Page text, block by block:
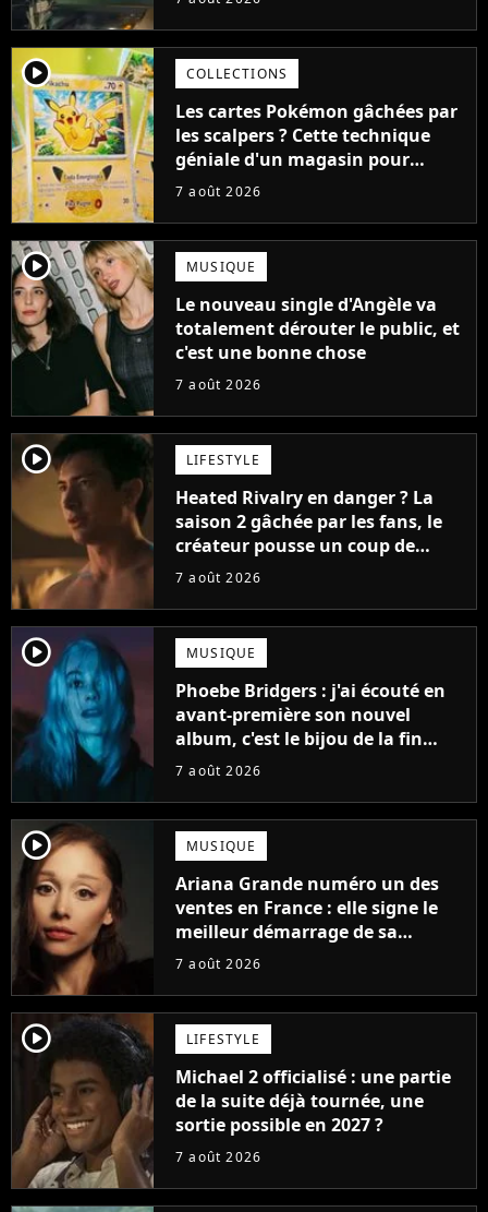
player2 COLLECTIONS
Les cartes Pokémon gâchées par
les scalpers ? Cette technique
géniale d'un magasin pour
ruiner les revendeurs
7 août 2026
player2 MUSIQUE
Le nouveau single d'Angèle va
totalement dérouter le public, et
c'est une bonne chose
7 août 2026
player2 LIFESTYLE
Heated Rivalry en danger ? La
saison 2 gâchée par les fans, le
créateur pousse un coup de
gueule
7 août 2026
player2 MUSIQUE
Phoebe Bridgers : j'ai écouté en
avant-première son nouvel
album, c'est le bijou de la fin
d'été
7 août 2026
player2 MUSIQUE
Ariana Grande numéro un des
ventes en France : elle signe le
meilleur démarrage de sa
carrière avec son album Petal
7 août 2026
player2 LIFESTYLE
Michael 2 officialisé : une partie
de la suite déjà tournée, une
sortie possible en 2027 ?
7 août 2026